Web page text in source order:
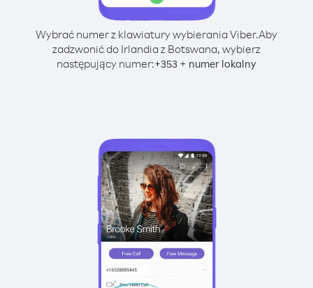
Wybrać numer z klawiatury wybierania Viber.Aby
zadzwonić do Irlandia z Botswana, wybierz
następujący numer:+353 + numer lokalny